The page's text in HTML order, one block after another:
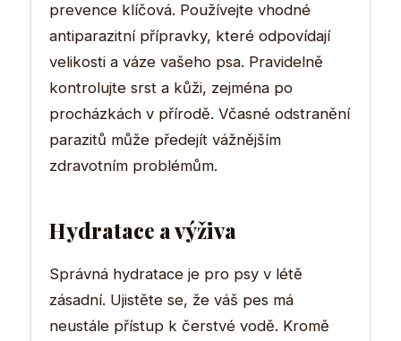
prevence klíčová. Používejte vhodné
antiparazitní přípravky, které odpovídají
velikosti a váze vašeho psa. Pravidelně
kontrolujte srst a kůži, zejména po
procházkách v přírodě. Včasné odstranění
parazitů může předejít vážnějším
zdravotním problémům.
Hydratace a výživa
Správná hydratace je pro psy v létě
zásadní. Ujistěte se, že váš pes má
neustále přístup k čerstvé vodě. Kromě